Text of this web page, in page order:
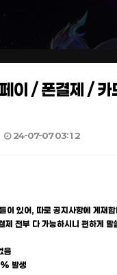
이 / 폰결제 /
24-07-07 03:12
이 있어, 따로 공지사항에 게재
전부 다 가능하시니 편하게 말
음
발생